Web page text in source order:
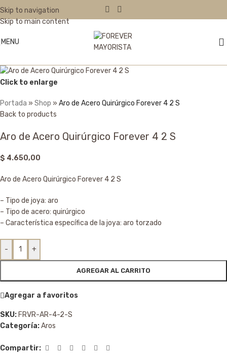
Skip to navigation
Skip to main content
MENU
Click to enlarge
Portada » Shop » Aro de Acero Quirúrgico Forever 4 2 S
Back to products
Aro de Acero Quirúrgico Forever 4 2 S
$ 4.650,00
Aro de Acero Quirúrgico Forever 4 2 S
– Tipo de joya: aro
– Tipo de acero: quirúrgico
– Característica específica de la joya: aro torzado
- +
AGREGAR AL CARRITO
Agregar a favoritos
SKU: FRVR-AR-4-2-S
Categoría:Aros
Compartir: